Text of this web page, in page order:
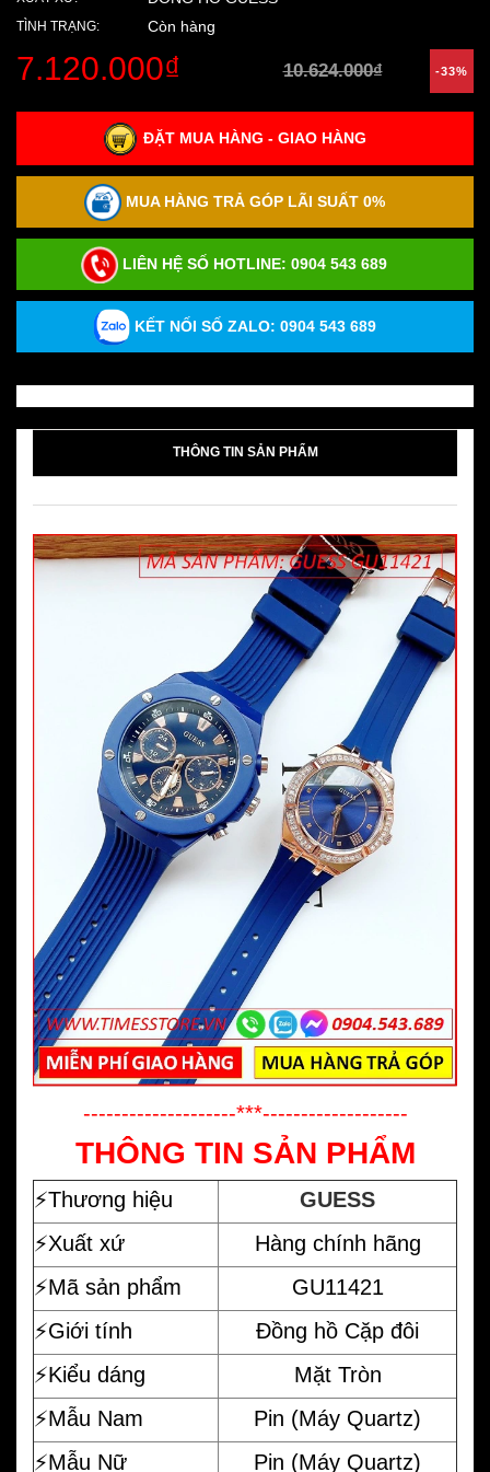
TÌNH TRẠNG: Còn hàng
7.120.000₫ 10.624.000₫ -33%
ĐẶT MUA HÀNG - GIAO HÀNG
MUA HÀNG TRẢ GÓP LÃI SUẤT 0%
LIÊN HỆ SỐ HOTLINE: 0904 543 689
KẾT NỐI SỐ ZALO: 0904 543 689
THÔNG TIN SẢN PHẨM
--------------------***-------------------
THÔNG TIN SẢN PHẨM
⚡️Thương hiệu
GUESS
⚡️Xuất xứ
Hàng chính hãng
⚡️Mã sản phẩm
GU11421
⚡️Giới tính
Đồng hồ Cặp đôi
⚡️Kiểu dáng
Mặt Tròn
⚡️Mẫu Nam
Pin (Máy Quartz)
⚡️Mẫu Nữ
Pin (Máy Quartz)